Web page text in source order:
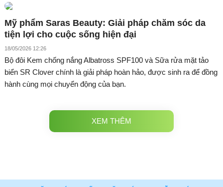
Mỹ phẩm Saras Beauty: Giải pháp chăm sóc da
tiện lợi cho cuộc sống hiện đại
18/05/2026 12:26
Bộ đôi Kem chống nắng Albatross SPF100 và Sữa rửa mặt tảo
biển SR Clover chính là giải pháp hoàn hảo, được sinh ra để đồng
hành cùng mọi chuyển động của bạn.
XEM THÊM